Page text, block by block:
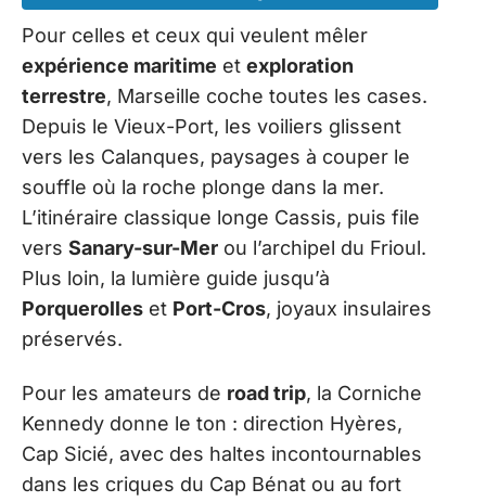
Pour celles et ceux qui veulent mêler
expérience maritime et exploration
terrestre, Marseille coche toutes les cases.
Depuis le Vieux-Port, les voiliers glissent
vers les Calanques, paysages à couper le
souffle où la roche plonge dans la mer.
L’itinéraire classique longe Cassis, puis file
vers Sanary-sur-Mer ou l’archipel du Frioul.
Plus loin, la lumière guide jusqu’à
Porquerolles et Port-Cros, joyaux insulaires
préservés.
Pour les amateurs de road trip, la Corniche
Kennedy donne le ton : direction Hyères,
Cap Sicié, avec des haltes incontournables
dans les criques du Cap Bénat ou au fort